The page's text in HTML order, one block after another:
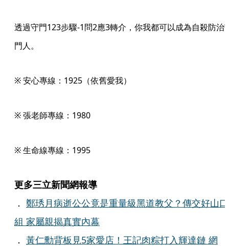
透過守門123步驟-1問2應3轉介，你我都可以成為自殺防治
門人。
※ 安心專線：1925（依舊愛我）
※ 張老師專線：1980
※ 生命線專線：1995
更多三立新聞網報導
． 鄭琇月病逝公公竟是重量級黑道教父？傳交好山口
組 家屬親揭真實內幕
． 黃仁勳背板見5家愛店！王記肉粽打入輝達鏈 網